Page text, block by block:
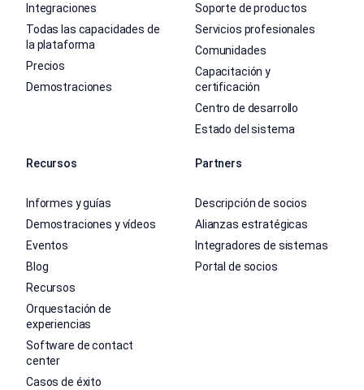
Integraciones
Todas las capacidades de
la plataforma
Precios
Demostraciones
Soporte de productos
Servicios profesionales
Comunidades
Capacitación y
certificación
Centro de desarrollo
Estado del sistema
Recursos
Informes y guías
Demostraciones y vídeos
Eventos
Blog
Recursos
Orquestación de
experiencias
Software de contact
center
Casos de éxito
Partners
Descripción de socios
Alianzas estratégicas
Integradores de sistemas
Portal de socios